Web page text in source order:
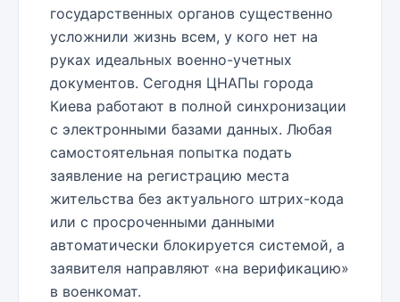
государственных органов существенно
усложнили жизнь всем, у кого нет на
руках идеальных военно-учетных
документов. Сегодня ЦНАПы города
Киева работают в полной синхронизации
с электронными базами данных. Любая
самостоятельная попытка подать
заявление на регистрацию места
жительства без актуального штрих-кода
или с просроченными данными
автоматически блокируется системой, а
заявителя направляют «на верификацию»
в военкомат.